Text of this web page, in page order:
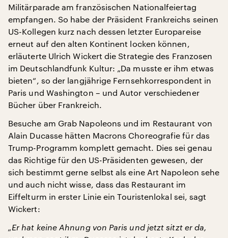
Militärparade am französischen Nationalfeiertag
empfangen. So habe der Präsident Frankreichs seinen
US-Kollegen kurz nach dessen letzter Europareise
erneut auf den alten Kontinent locken können,
erläuterte Ulrich Wickert die Strategie des Franzosen
im Deutschlandfunk Kultur: „Da musste er ihm etwas
bieten“, so der langjährige Fernsehkorrespondent in
Paris und Washington – und Autor verschiedener
Bücher über Frankreich.
Besuche am Grab Napoleons und im Restaurant von
Alain Ducasse hätten Macrons Choreografie für das
Trump-Programm komplett gemacht. Dies sei genau
das Richtige für den US-Präsidenten gewesen, der
sich bestimmt gerne selbst als eine Art Napoleon sehe
und auch nicht wisse, dass das Restaurant im
Eiffelturm in erster Linie ein Touristenlokal sei, sagt
Wickert:
„Er hat keine Ahnung von Paris und jetzt sitzt er da,